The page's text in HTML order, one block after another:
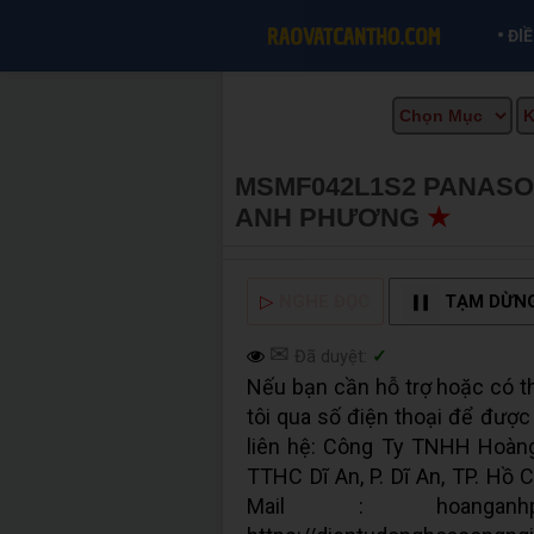
•
MSMF042L1S2
ANH PHƯƠNG ★
▷ TẠM
✉ Đã duyệt: ✓
Nếu bạn cần hỗ trợ hoặc có
tôi qua số điện thoại để
liên hệ: Công Ty TNHH
TTHC Dĩ An, P. Dĩ An, TP.
Mail :